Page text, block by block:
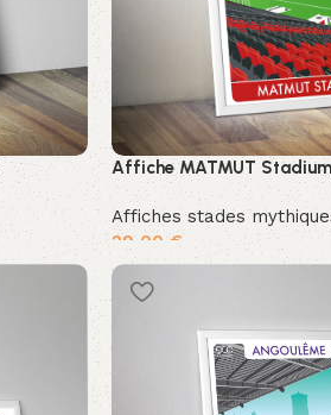
Affiche MATMUT
Affiches stades
29,00€